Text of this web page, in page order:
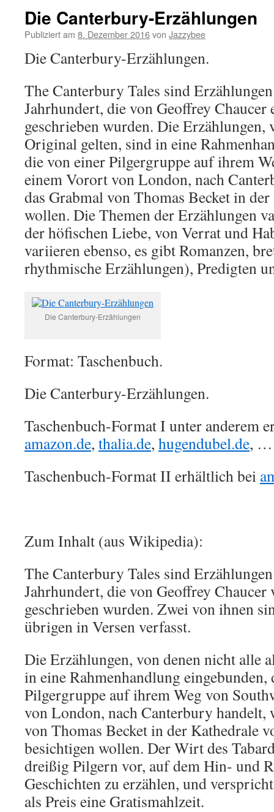
Die Canterbury-Erzählungen
Publiziert am 8. Dezember 2016von Jazzybee
Die Canterbury-Erzählungen.
The Canterbury Tales sind
Jahrhundert, die von Geoffrey Chaucer
geschrieben wurden. Die Erzählungen,
Original gelten, sind in eine
die von einer Pilgergruppe auf ihrem
einem Vorort von London, nach
das Grabmal von Thomas Becket in
wollen. Die Themen der Erzählungen
der höfischen Liebe, von Verrat und
variieren ebenso, es gibt Romanzen,
rhythmische Erzählungen), Predigten
Die Canterbury-Erzählungen
Format: Taschenbuch.
Die Canterbury-Erzählungen.
Taschenbuch-Format I unter anderem
amazon.de, thalia.de, hugendubel.de, …
Taschenbuch-Format II erhältlich bei
Zum Inhalt (aus Wikipedia):
The Canterbury Tales sind
Jahrhundert, die von Geoffrey Chaucer
geschrieben wurden. Zwei von ihnen
übrigen in Versen verfasst.
Die Erzählungen, von denen nicht alle
in eine Rahmenhandlung eingebunden,
Pilgergruppe auf ihrem Weg von
von London, nach Canterbury handelt,
von Thomas Becket in der Kathedrale
besichtigen wollen. Der Wirt des
dreißig Pilgern vor, auf dem Hin- und
Geschichten zu erzählen, und
als Preis eine Gratismahlzeit.